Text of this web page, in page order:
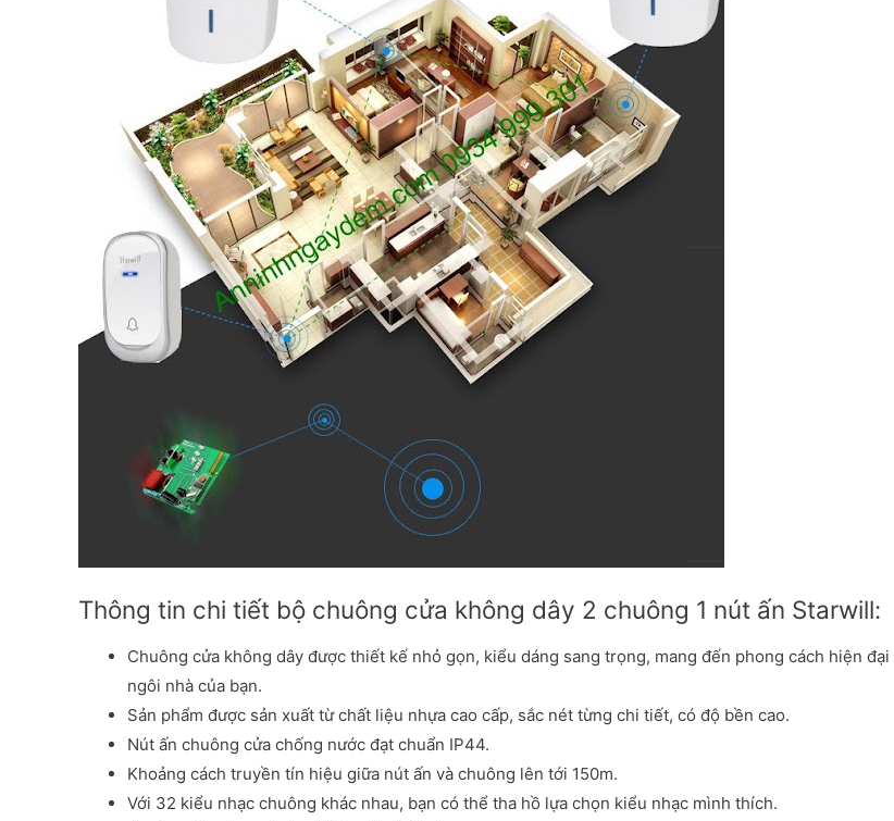
Thông tin chi tiết bộ chuông cửa không dây 2 chuông 1 nút ấn Starwill:
Chuông cửa không dây được thiết kế nhỏ gọn, kiểu dáng sang trọng, mang đến phong cách hiện đại
ngôi nhà của bạn.
Sản phẩm được sản xuất từ chất liệu nhựa cao cấp, sắc nét từng chi tiết, có độ bền cao.
Nút ấn chuông cửa chống nước đạt chuẩn IP44.
Khoảng cách truyền tín hiệu giữa nút ấn và chuông lên tới 150m.
Với 32 kiểu nhạc chuông khác nhau, bạn có thể tha hồ lựa chọn kiểu nhạc mình thích.